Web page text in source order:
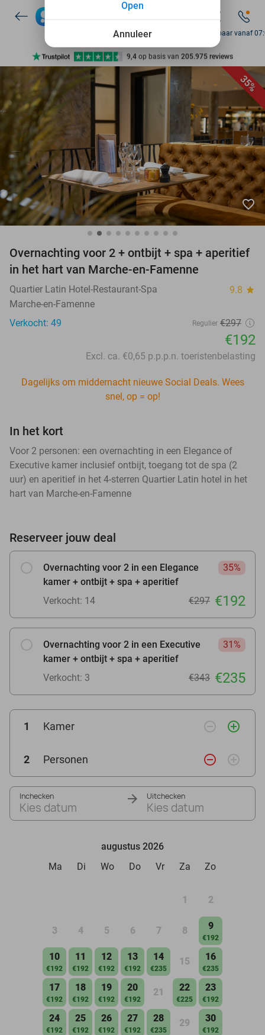
7 dagen per week beschikbaar
10+ miljoen leden
9,4 op basis van 205.975 reviews
Ontdek 15.000+ deals
10+ miljoen leden
Bereikbaar vanaf
35%
favorite_border
Overnachting voor 2 + ontbijt + spa + aperitief
in het hart van Marche-en-Famenne
Quartier Latin Hotel-Restaurant-Spa 9.8 star
Marche-en-Famenne
Verkocht: 49
Regulier €297
€192
Excl. ca. €0,65 p.p.p.n. toeristenbelasting
Dagelijks om middernacht nieuwe Social Deals. Wees
snel, op = op!
In het kort
Voor 2 personen: een overnachting in een Elegance of
Executive kamer inclusief ontbijt, toegang tot de spa (2
uur) en aperitief in het 4-sterren Quartier Latin hotel in het
hart van Marche-en-Famenne
Reserveer jouw deal
Overnachting voor 2 in een Elegance
kamer + ontbijt + spa + aperitief
35%
Verkocht: 14 €297 €192
Overnachting voor 2 in een Executive
kamer + ontbijt + spa + aperitief
31%
Verkocht: 3 €343 €235
1 Kamer remove_circle_outline add_circle_outline
2 Personen remove_circle_outline add_circle_outline
Inchecken
Kies datum
Uitchecken
Kies datum
augustus 2026
Ma
Di Wo Do Vr Za Zo
1 2
3 4 5 6 7 8 9
€192
10
€192
11
€192
12
€192
13
€192
14
€235
15 16
€235
17
€192
18
€192
19
€192
20
€192
21 22
€225
23
€192
24
€192
25
€192
26
€192
27
€192
28
€235
29 30
€192
Annuleer
Open